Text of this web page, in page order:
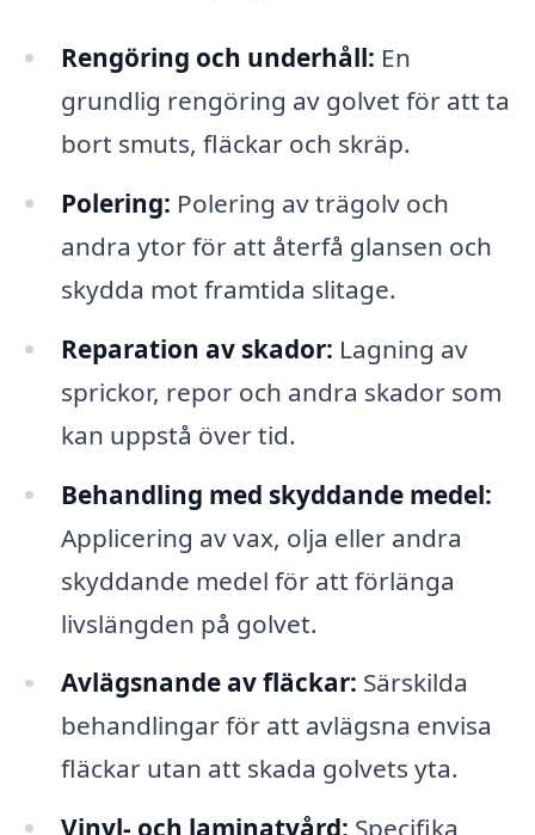
Rengöring och underhåll: En
grundlig rengöring av golvet för att ta
bort smuts, fläckar och skräp.
Polering: Polering av trägolv och
andra ytor för att återfå glansen och
skydda mot framtida slitage.
Reparation av skador: Lagning av
sprickor, repor och andra skador som
kan uppstå över tid.
Behandling med skyddande medel:
Applicering av vax, olja eller andra
skyddande medel för att förlänga
livslängden på golvet.
Avlägsnande av fläckar: Särskilda
behandlingar för att avlägsna envisa
fläckar utan att skada golvets yta.
Vinyl- och laminatvård: Specifika